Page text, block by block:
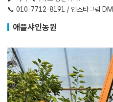
📞 010-7712-8191 / 인스타그램 DM
애플샤인농원